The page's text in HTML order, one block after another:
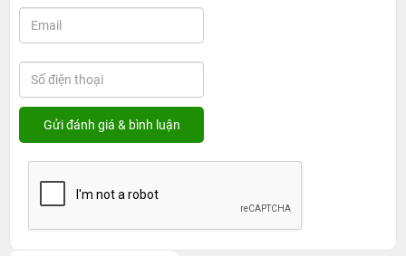
Địa chỉ thay kính camera sau iPhone 17 Pro
Max uy tín tại TP.HCM
1. Thời gian và chi phí thay kính camera sau
iPhone 17 Pro Max tại 24hStore
24hStore
là một trong những hệ thống sửa chữa được
nhiều người dùng tin tưởng khi cần thay kính camera sau
có độ trong cao, khả năng truyền sáng tốt và độ bền ổn
định, giúp cụm camera duy trì hiệu suất chụp ảnh sắc
nét, màu sắc trung thực và khả năng lấy nét chính xác.